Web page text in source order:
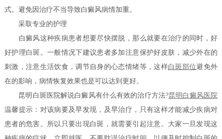
式。避免因治疗不当导致白癜风病情加重。
采取专业的护理
白癜风这种疾病患者想要尽快摆脱，那么就要在治疗的同时，好
好护理白斑。一般情况下建议患者多加注意保护好皮肤，减少外在的
刺激，注意生活饮食，调节自身的心态情绪等，这样白斑部位避免外
在的影响，病情恢复效果也是可以达到更好。
昆明白斑医院解说白癜风有什么有效的治疗方法?昆明白癜风医院
温馨提示：对该病要及早发现，及早治疗，只有这样才能减少疾病对
患者的危害。所以只要出现白斑，就需要引起注意。大家一旦发现这